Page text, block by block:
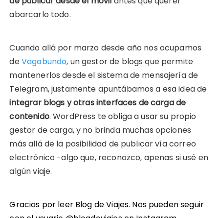
abarcarlo todo.
Cuando allá por marzo desde año nos ocupamos
deVagabundo, un gestor de blogs que permite
mantenerlos desde el sistema de mensajería de
Telegram, justamente apuntábamos a esa idea de
integrar blogs y otras interfaces de carga de
contenido. WordPress te obliga a usar su propio
gestor de carga, y no brinda muchas opciones
más allá de la posibilidad de publicar vía correo
electrónico -algo que, reconozco, apenas si usé en
algún viaje.
Gracias por leer Blog de Viajes. Nos pueden seguir